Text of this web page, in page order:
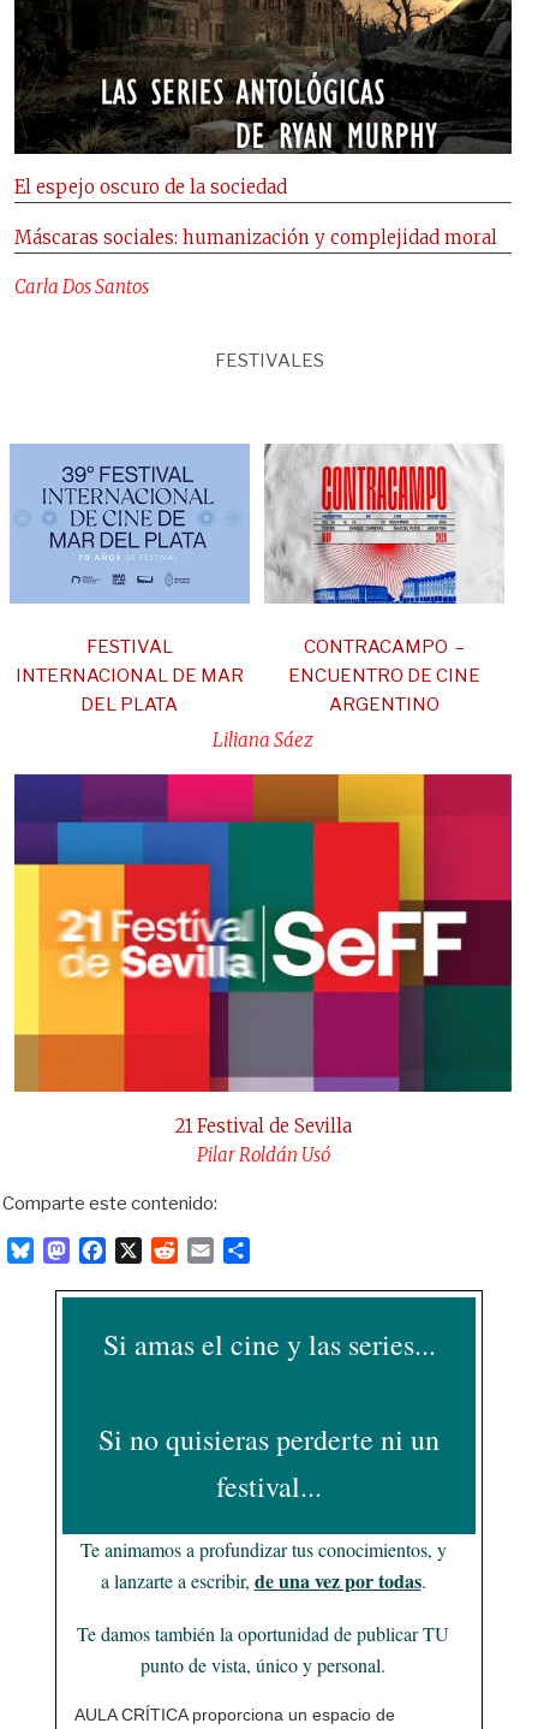
El espejo oscuro de la sociedad
Máscaras sociales: humanización y complejidad moral
Carla Dos Santos
FESTIVALES
FESTIVAL
INTERNACIONAL DE MAR
DEL PLATA
CONTRACAMPO –
ENCUENTRO DE CINE
ARGENTINO
Liliana Sáez
21 Festival de Sevilla
Pilar Roldán Usó
Comparte este contenido:
M
s
c
b
k
X
d
i
a
l
m
a
i
Si amas el cine y las series...
Si no quisieras perderte ni un
festival...
Te animamos a profundizar tus conocimientos, y
a lanzarte a escribir, de una vez por todas.
Te damos también la oportunidad de publicar TU
punto de vista, único y personal.
AULA CRÍTICA proporciona un espacio de